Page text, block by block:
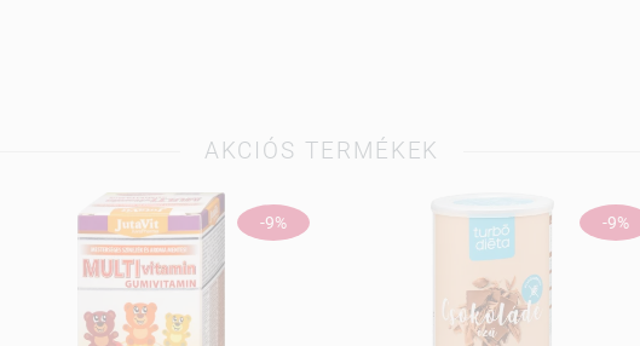
AKCIÓS TERMÉKEK
-9% -9%